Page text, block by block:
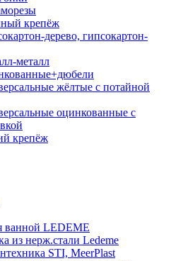
крепёж
дерево, гипсокартон-
металл
жёлтые с потайной
оцинкованные с
крепёж
ванной LEDEME
из нерж.стали Ledeme
STI, MeerPlast